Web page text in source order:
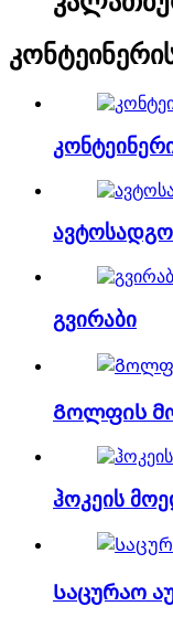
გვირაბი
Გოლფის
ჰოკეის
Საცურაო